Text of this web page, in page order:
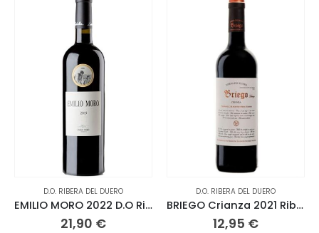
D.O. RIBERA DEL DUERO
EMILIO MORO 2022 D.O Ribera del Duero
21,90 €
D.O. RIBERA DEL DUERO
BRIEGO Crianza 2021 Ribera del Duero
12,95 €